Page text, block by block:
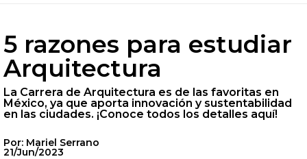
5 razones para estudiar
Arquitectura
La Carrera de Arquitectura es de las favoritas en
México, ya que aporta innovación y sustentabilidad
en las ciudades. ¡Conoce todos los detalles aquí!
Por: Mariel Serrano
21/Jun/2023